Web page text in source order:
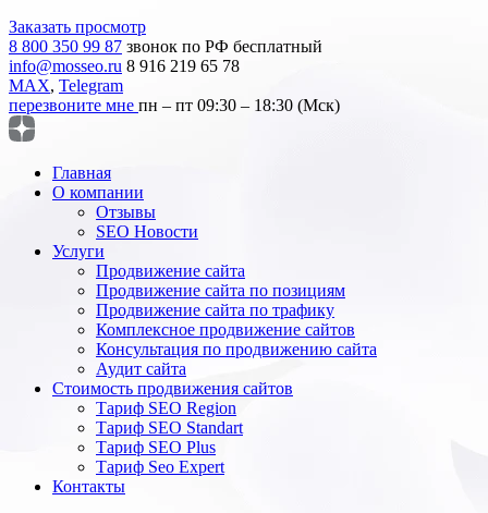
Заказать просмотр
8 800 350 99 87 звонок по РФ бесплатный
info@mosseo.ru 8 916 219 65 78
MAX, Telegram
перезвоните мне пн – пт 09:30 – 18:30 (Мск)
Главная
О компании
Отзывы
SEO Новости
Услуги
Продвижение сайта
Продвижение сайта по позициям
Продвижение сайта по трафику
Комплексное продвижение сайтов
Консультация по продвижению сайта
Аудит сайта
Стоимость продвижения сайтов
Тариф SEO Region
Тариф SEO Standart
Тариф SEO Plus
Тариф Seo Expert
Контакты